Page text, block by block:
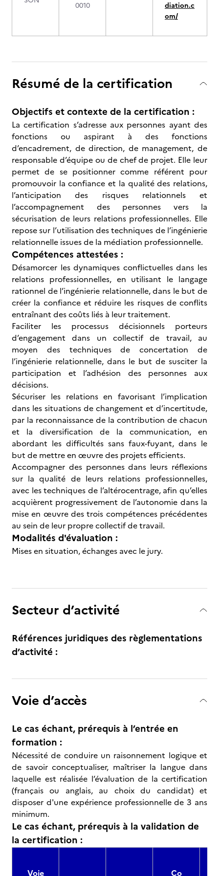
0010
diation.c
om/
Résumé de la certification
Objectifs et contexte de la certification :
La certification s’adresse aux personnes ayant des
fonctions ou aspirant à des fonctions
d’encadrement, de direction, de management, de
responsable d’équipe ou de chef de projet. Elle leur
permet de se positionner comme référent pour
promouvoir la confiance et la qualité des relations,
l’anticipation des risques relationnels et
l’accompagnement des personnes vers la
sécurisation de leurs relations professionnelles. Elle
repose sur l’utilisation des techniques de l’ingénierie
relationnelle issues de la médiation professionnelle.
Compétences attestées :
Désamorcer les dynamiques conflictuelles dans les
relations professionnelles, en utilisant le langage
rationnel de l’ingénierie relationnelle, dans le but de
créer la confiance et réduire les risques de conflits
entraînant des coûts liés à leur traitement.
Faciliter les processus décisionnels porteurs
d’engagement dans un collectif de travail, au
moyen des techniques de concertation de
l’ingénierie relationnelle, dans le but de susciter la
participation et l’adhésion des personnes aux
décisions.
Sécuriser les relations en favorisant l’implication
dans les situations de changement et d’incertitude,
par la reconnaissance de la contribution de chacun
et la diversification de la communication, en
abordant les difficultés sans faux-fuyant, dans le
but de mettre en œuvre des projets efficients.
Accompagner des personnes dans leurs réflexions
sur la qualité de leurs relations professionnelles,
avec les techniques de l’altérocentrage, afin qu’elles
acquièrent progressivement de l’autonomie dans la
mise en œuvre des trois compétences précédentes
au sein de leur propre collectif de travail.
Modalités d'évaluation :
Mises en situation, échanges avec le jury.
Secteur d’activité
Références juridiques des règlementations
d’activité :
Voie d’accès
Le cas échant, prérequis à l’entrée en
formation :
Nécessité de conduire un raisonnement logique et
de savoir conceptualiser, maîtriser la langue dans
laquelle est réalisée l’évaluation de la certification
(français ou anglais, au choix du candidat) et
disposer d'une expérience professionnelle de 3 ans
minimum.
Le cas échant, prérequis à la validation de
la certification :
Voie
Co